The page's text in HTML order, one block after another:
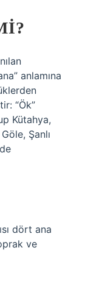
anlamına
“Ök”
Kütahya,
Şanlı
dört ana
ve